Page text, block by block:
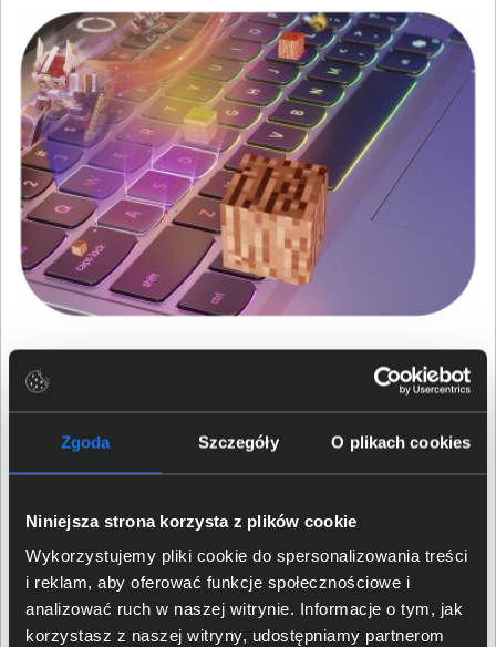
Zgoda Szczegóły O plikach cookies
Niniejsza strona korzysta z plików cookie
Wykorzystujemy pliki cookie do spersonalizowania treści
i reklam, aby oferować funkcje społecznościowe i
analizować ruch w naszej witrynie. Informacje o tym, jak
korzystasz z naszej witryny, udostępniamy partnerom
Mobilność, która nadąża za
Tobą
Technologia Smart Battery wspiera długą żywotność
do 50% w mniej niż 30 minut. Złącze USB-C 140W
zapewnia wygodę w podróży, pozwalając na płynne
przejście między nauką, pracą i rozgrywką.